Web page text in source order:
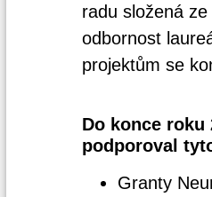
radu složená
odbornost
projektům se
Do konce roku
podporoval
Granty